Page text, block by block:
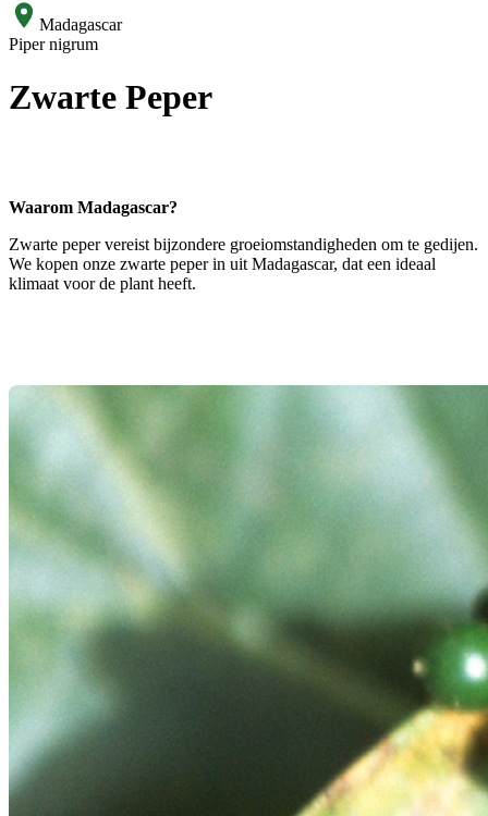
Madagascar
Piper nigrum
Zwarte Peper
Waarom Madagascar?
Zwarte peper vereist bijzondere groeiomstandigheden om te gedijen.
We kopen onze zwarte peper in uit Madagascar, dat een ideaal
klimaat voor de plant heeft.